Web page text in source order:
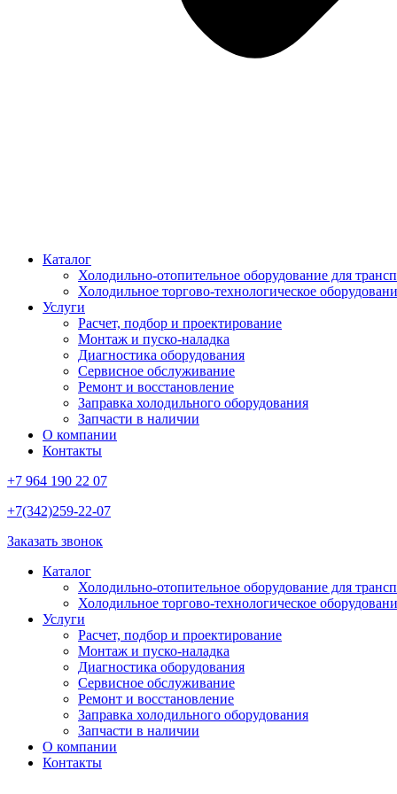
Каталог
Холодильно-отопительное оборудование для
Холодильное торгово-технологическое
Услуги
Расчет, подбор и проектирование
Монтаж и пуско-наладка
Диагностика оборудования
Сервисное обслуживание
Ремонт и восстановление
Заправка холодильного оборудования
Запчасти в наличии
О компании
Контакты
+7 964 190 22 07
+7(342)259-22-07
Заказать звонок
Каталог
Холодильно-отопительное оборудование для
Холодильное торгово-технологическое
Услуги
Расчет, подбор и проектирование
Монтаж и пуско-наладка
Диагностика оборудования
Сервисное обслуживание
Ремонт и восстановление
Заправка холодильного оборудования
Запчасти в наличии
О компании
Контакты